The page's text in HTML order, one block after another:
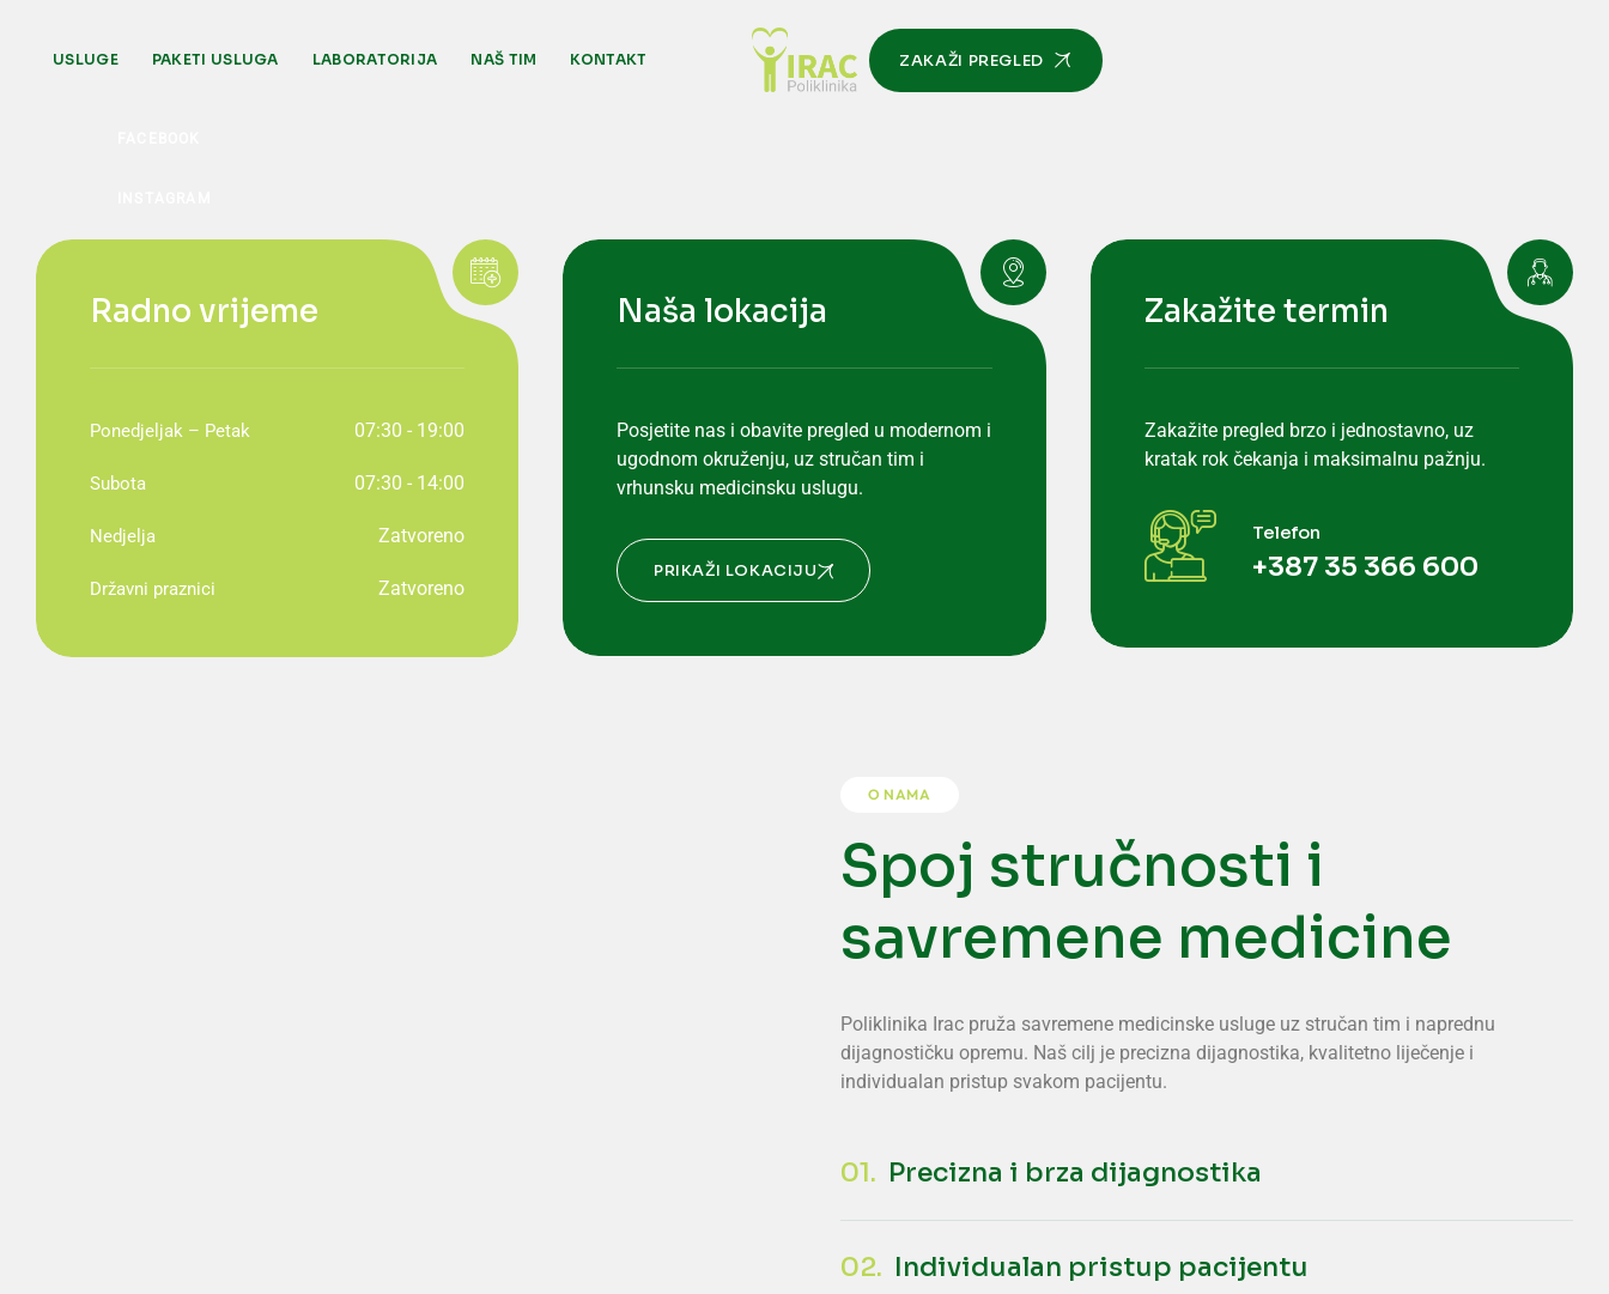
USLUGE PAKETI USLUGA LABORATORIJA NAŠ TIM KONTAKT ZAKAŽI PREGLED
Radno vrijeme
Ponedjeljak – Petak 07:30 - 19:00
Subota 07:30 - 14:00
Nedjelja Zatvoreno
Državni praznici Zatvoreno
Naša lokacija
Posjetite nas i obavite pregled u modernom i
ugodnom okruženju, uz stručan tim i
vrhunsku medicinsku uslugu.
PRIKAŽI LOKACIJU
Zakažite termin
Zakažite pregled brzo i jednostavno, uz
kratak rok čekanja i maksimalnu pažnju.
Telefon
+387 35 366 600
O NAMA
Spoj stručnosti i
savremene medicine
Poliklinika Irac pruža savremene medicinske usluge uz stručan tim i naprednu
dijagnostičku opremu. Naš cilj je precizna dijagnostika, kvalitetno liječenje i
individualan pristup svakom pacijentu.
01. Precizna i brza dijagnostika
02. Individualan pristup pacijentu